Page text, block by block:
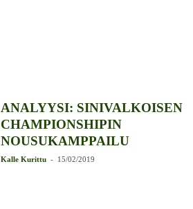
ANALYYSI: SINIVALKOISEN
CHAMPIONSHIPIN
NOUSUKAMPPAILU
Kalle Kurittu - 15/02/2019